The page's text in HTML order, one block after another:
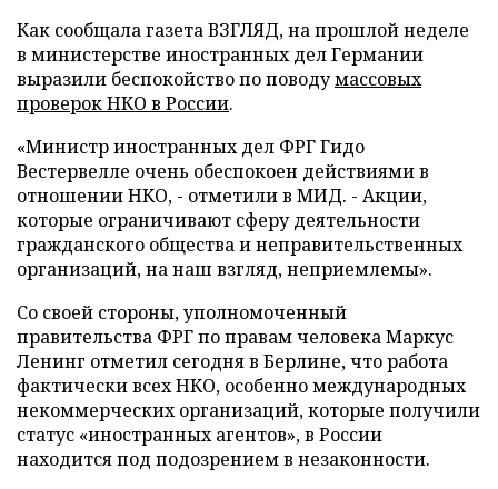
Как сообщала газета ВЗГЛЯД, на прошлой неделе
в министерстве иностранных дел Германии
выразили беспокойство по поводумассовых
проверок НКО в России.
«Министр иностранных дел ФРГ Гидо
Вестервелле очень обеспокоен действиями в
отношении НКО, - отметили в МИД. - Акции,
которые ограничивают сферу деятельности
гражданского общества и неправительственных
организаций, на наш взгляд, неприемлемы».
Со своей стороны, уполномоченный
правительства ФРГ по правам человека Маркус
Ленинг отметил сегодня в Берлине, что работа
фактически всех НКО, особенно международных
некоммерческих организаций, которые получили
статус «иностранных агентов», в России
находится под подозрением в незаконности.